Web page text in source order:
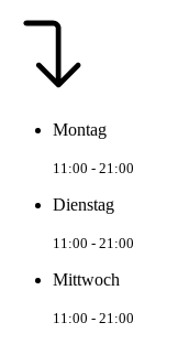
Montag
11:00 - 21:00
Dienstag
11:00 - 21:00
Mittwoch
11:00 - 21:00